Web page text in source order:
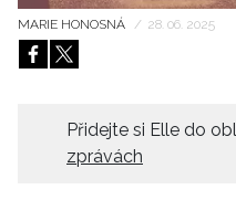
HOME
MARIE HONOSNÁ / 28. 06. 2025
Přidejte si Elle do
zprávách